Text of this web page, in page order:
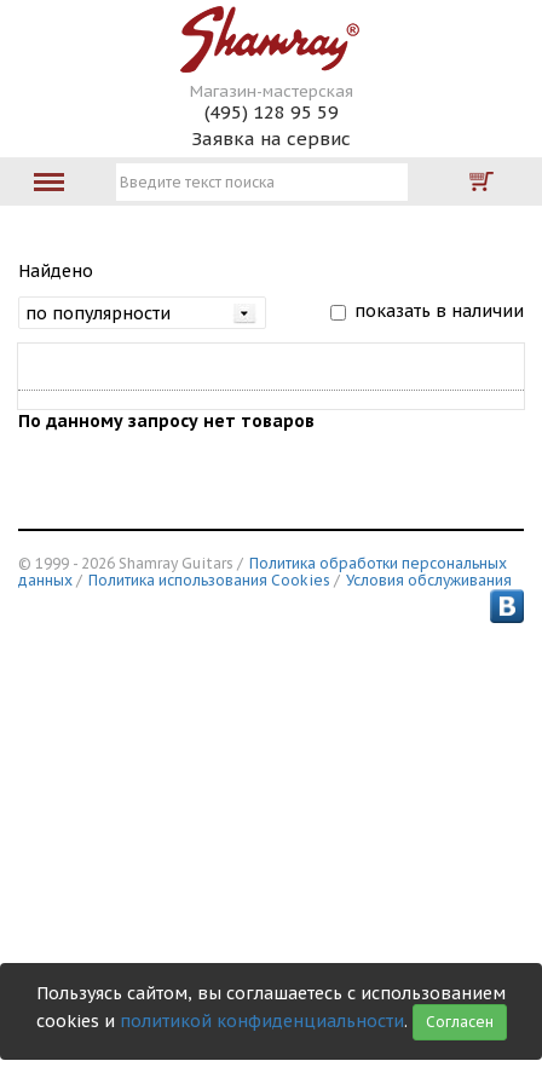
Магазин-мастерская
(495) 128 95 59
Заявка на сервис
Найдено
показать в наличии
По данному запросу нет товаров
© 1999 - 2026 Shamray Guitars / Политика обработки персональных
данных / Политика использования Сookies / Условия обслуживания
Пользуясь сайтом, вы соглашаетесь с использованием
cookies и политикой конфиденциальности. Согласен